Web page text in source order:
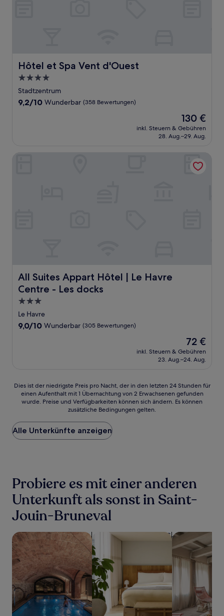
Hôtel et Spa Vent d'Ouest
Hôtel et Spa Vent d'Ouest
4.0-
Sterne-
Unterkunft
Stadtzentrum
9.2
9,2/10 Wunderbar (358 Bewertungen)
Der
Preis
beträgt
130 €
inkl. Steuern & Gebühren
28. Aug.–29. Aug.
All Suites Appart Hôtel | Le Havre
Centre - Les docks
All Suites Appart Hôtel | Le Havre Centre - Les docks
3.0-
Sterne-
Unterkunft
Le Havre
9.0
9,0/10 Wunderbar (305 Bewertungen)
Der
Preis
beträgt
72 €
inkl. Steuern & Gebühren
23. Aug.–24. Aug.
All Suites Appart Hôtel | Le Havre Centre - Les docks
Dies
der
Preis
pro
Nacht,
24 Stunden
für
einen
Aufenthalt
mit
1 Übernachtung
von
2 Erwachsenen
gefunden
wurde.
Preise
und
Verfügbarkeiten
können
sich
Dies ist der niedrigste Preis pro Nacht, der in den letzten 24 Stunden für
einen Aufenthalt mit 1 Übernachtung von 2 Erwachsenen gefunden
wurde. Preise und Verfügbarkeiten können sich ändern. Es können
zusätzliche Bedingungen gelten.
Alle Unterkünfte anzeigen
Probiere es mit einer anderen
Unterkunft als sonst in Saint-
Jouin-Bruneval
Suche nach Unterkünften mit Wellness vor Ort
Suche nach AparthotelsSuche nach